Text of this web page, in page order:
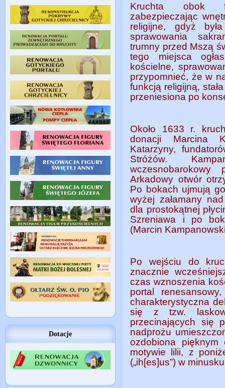
Dotacje
Kruchta obok
zabezpieczając
religijne, gdyż
sprawowania
trumny przed Mszą
tego miejsca
kościelne,
przypomnieć, że w
funkcją religijną,
przeniesiona po
Około 1633 r.
donacji Marcina
Katarzyny,
Stróżów.
Arkadowy otwór
Po bokach ujmują
wyżej załamany
dla prostokątnej
Szreniawa i po
(Marcin
Po wejściu do
znacznie
czas wznoszenia
portal
charakterystyczna
się z tzw.
przecinających się
nadprożu
ozdobiona pięknym
motywie lilii, z
(„ih[es]us”) w